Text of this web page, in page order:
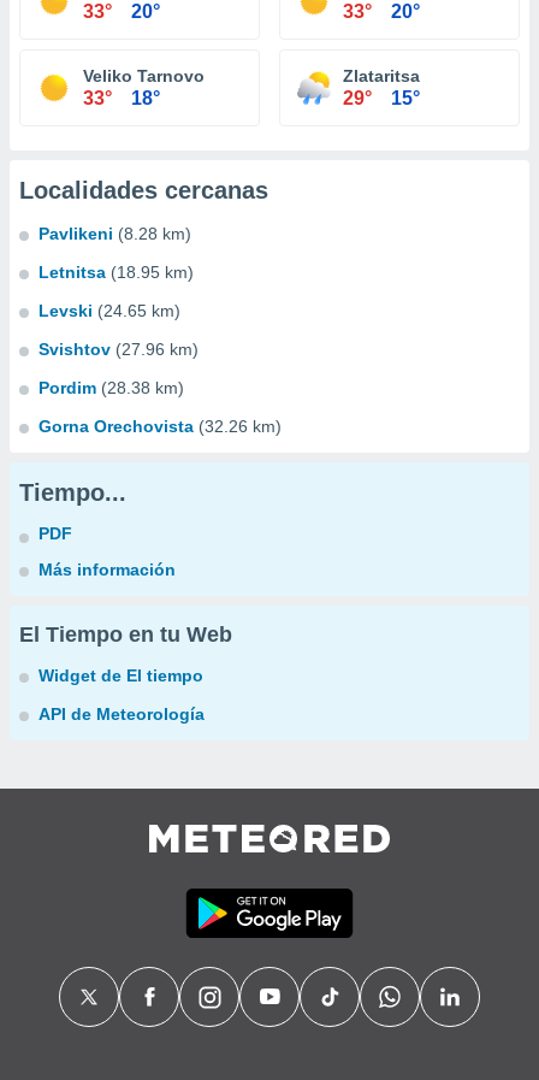
33° 20° 33° 20°
Veliko Tarnovo
33° 18°
Zlataritsa
29° 15°
Localidades cercanas
Pavlikeni (8.28 km)
Letnitsa (18.95 km)
Levski (24.65 km)
Svishtov (27.96 km)
Pordim (28.38 km)
Gorna Orechovista (32.26 km)
Tiempo...
PDF
Más información
El Tiempo en tu Web
Widget de El tiempo
API de Meteorología